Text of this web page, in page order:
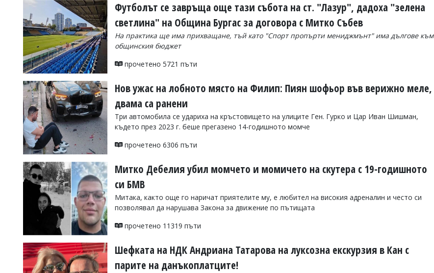
v.vasilev@flagman.bg
Касабова,
k.kassabova@flagman.bg
редактор:
Колев,
office@flagman.bg
Коментарите
статиите
въвеждат
читателите
редакцията
отговорност
откриете
обиден
Футболът се завръща още тази събота на ст. "Лазур", дадоха "зелена
светлина" на Община Бургас за договора с Митко Събев
На практика ще има прихващане, тъй като "Спорт пропърти мениджмънт" има дългове към
общинския бюджет
прочетено 5721 пъти
Нов ужас на лобното място на Филип: Пиян шофьор във верижно меле,
двама са ранени
Три автомобила се удариха на кръстовището на улиците Ген. Гурко и Цар Иван Шишман,
където през 2023 г. беше прегазено 14-годишното момче
прочетено 6306 пъти
Митко Дебелия убил момчето и момичето на скутера с 19-годишното
си БМВ
Митака, както още го наричат приятелите му, е любител на високия адреналин и често си
позволявал да нарушава Закона за движение по пътищата
прочетено 11319 пъти
Шефката на НДК Андриана Татарова на луксозна екскурзия в Кан с
парите на данъкоплатците!